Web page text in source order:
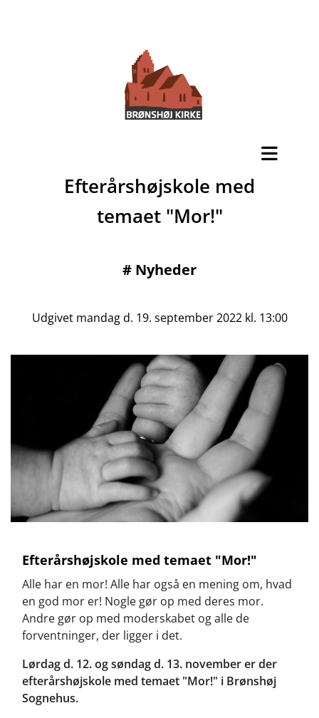
Efterårshøjskole med
temaet "Mor!"
# Nyheder
Udgivet mandag d. 19. september 2022 kl. 13:00
Efterårshøjskole med temaet "Mor!"
Alle har en mor! Alle har også en mening om, hvad
en god mor er! Nogle gør op med deres mor.
Andre gør op med moderskabet og alle de
forventninger, der ligger i det.
Lørdag d. 12. og søndag d. 13. november er der
efterårshøjskole med temaet "Mor!" i Brønshøj
Sognehus.